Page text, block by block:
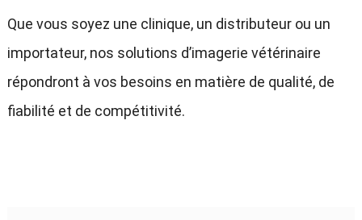
Que vous soyez une clinique, un distributeur ou un
importateur, nos solutions d’imagerie vétérinaire
répondront à vos besoins en matière de qualité, de
fiabilité et de compétitivité.